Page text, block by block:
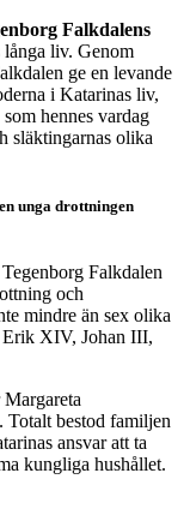
Falkdalens
långa liv. Genom
ge en levande
i Katarinas liv,
hennes vardag
släktingarnas olika
unga drottningen
Falkdalen
och
mindre än sex olika
Erik XIV, Johan III,
Totalt bestod familjen
ansvar att ta
kungliga hushållet.